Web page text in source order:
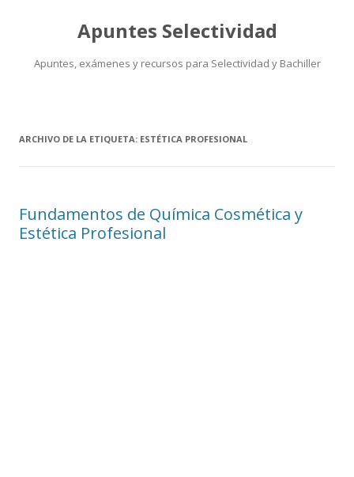
Apuntes Selectividad
Apuntes, exámenes y recursos para Selectividad y Bachiller
ARCHIVO DE LA ETIQUETA: ESTÉTICA PROFESIONAL
Fundamentos de Química Cosmética y
Estética Profesional